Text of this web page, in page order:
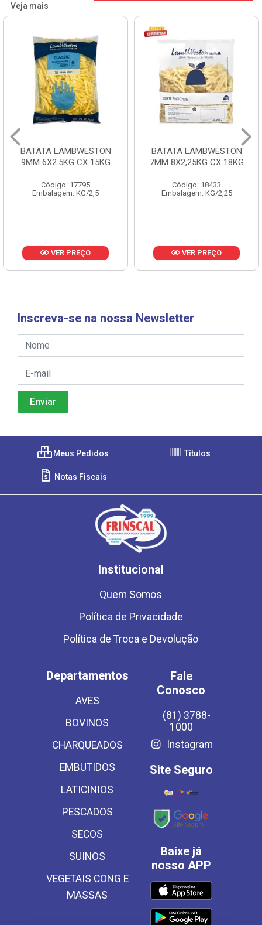
Veja mais
BATATA LAMBWESTON
9MM 6X2.5KG CX 15KG
Código: 17795
Embalagem: KG/2,5
VER PREÇO
BATATA LAMBWESTON
7MM 8X2,25KG CX 18KG
Código: 18433
Embalagem: KG/2,25
VER PREÇO
Inscreva-se na nossa Newsletter
Meus Pedidos Títulos
Notas Fiscais
Institucional
Quem Somos
Política de Privacidade
Política de Troca e Devolução
Departamentos
AVES
BOVINOS
CHARQUEADOS
EMBUTIDOS
LATICINIOS
PESCADOS
SECOS
SUINOS
VEGETAIS CONG E
MASSAS
Fale
Conosco
(81) 3788-
1000
Instagram
Site Seguro
Baixe já
nosso APP